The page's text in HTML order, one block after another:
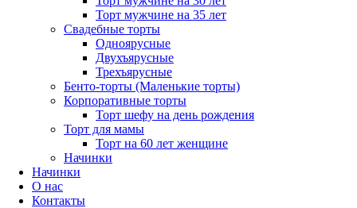
Торт мужчине на 35 лет
Свадебные торты
Одноярусные
Двухъярусные
Трехъярусные
Бенто-торты (Маленькие торты)
Корпоративные торты
Торт шефу на день рождения
Торт для мамы
Торт на 60 лет женщине
Начинки
Начинки
О нас
Контакты